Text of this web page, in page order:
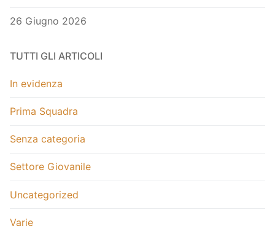
26 Giugno 2026
TUTTI GLI ARTICOLI
In evidenza
Prima Squadra
Senza categoria
Settore Giovanile
Uncategorized
Varie